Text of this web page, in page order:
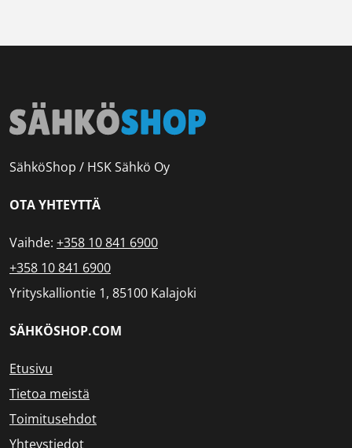
SähköShop / HSK Sähkö Oy
OTA YHTEYTTÄ
Vaihde: +358 10 841 6900
+358 10 841 6900
Yrityskalliontie 1, 85100 Kalajoki
SÄHKÖSHOP.COM
Etusivu
Tietoa meistä
Toimitusehdot
Yhteystiedot